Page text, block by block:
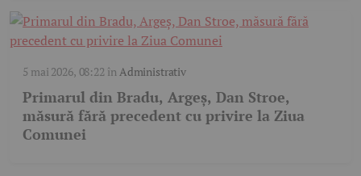
5 mai 2026, 08:22 în Administrativ
Primarul din Bradu, Argeș, Dan Stroe,
măsură fără precedent cu privire la Ziua
Comunei